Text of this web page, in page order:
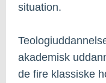
situation.
akademisk
de fire klassiske